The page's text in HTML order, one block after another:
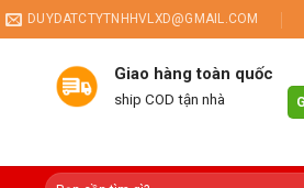
DUYDATCTYTNHHVLXD@GMAIL.COM
Giao hàng toàn quốc
ship COD tận nhà